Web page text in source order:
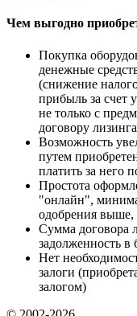
Чем выгодно
Покупка
денежные
(снижение
прибыль за счет
не только с
договору
Возможность
путем
платить за него
Простота
"онлайн",
одобрения выше,
Сумма договора
задолженность в
Нет
залоги
залогом)